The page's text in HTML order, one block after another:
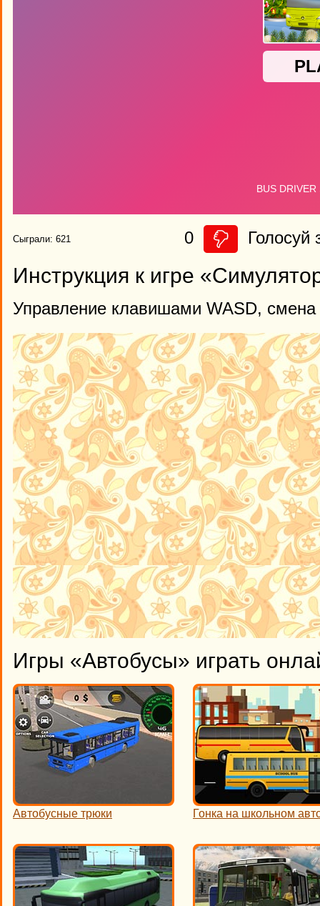
Сыграли: 621 0 Голосуй
Инструкция к игре
Управление клавишами WASD,
Игры «Автобусы» играть
​Автобусные трюки Гонка на школьном